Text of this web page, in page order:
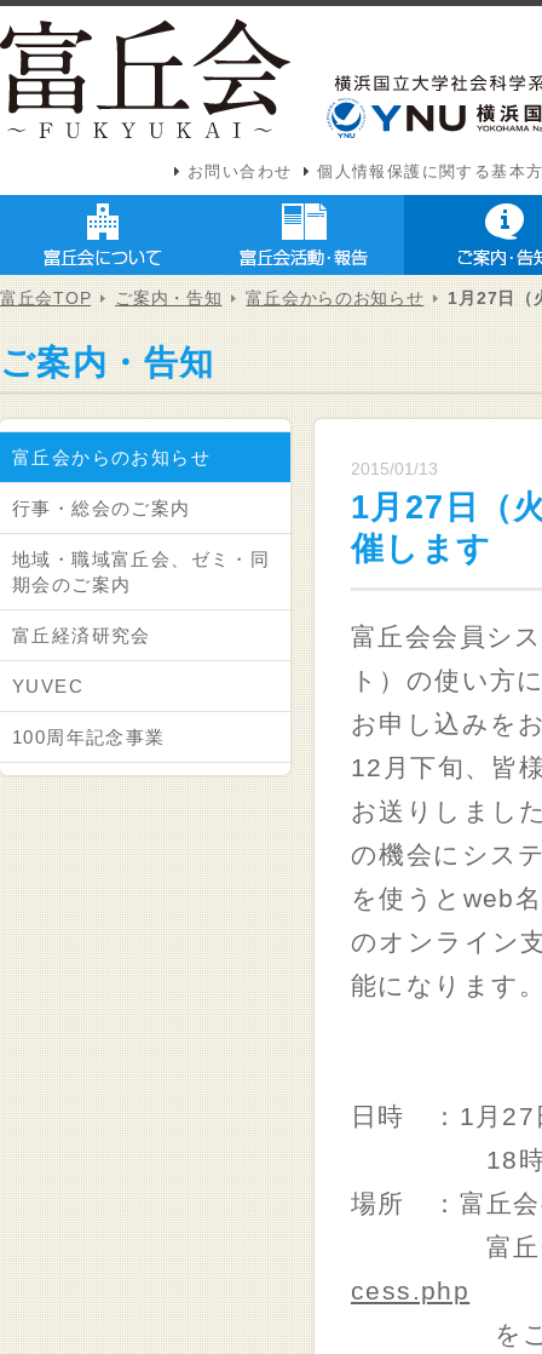
お問い合わせ 個人情報保護に関する基本
富丘会TOP ご案内・告知 富丘会からのお知らせ 1月27日（
ご案内・告知
富丘会からのお知らせ
行事・総会のご案内
地域・職域富丘会、ゼミ・同
期会のご案内
富丘経済研究会
YUVEC
100周年記念事業
2015/01/13
1月27日（
催します
富丘会会員シ
ト）の使い方
お申し込みを
12月下旬、皆
お送りしまし
の機会にシス
を使うとweb
のオンライン
能になります
日時 ：1月27
18時半か
場所 ：富丘会
富丘会事
cess.php
をご参